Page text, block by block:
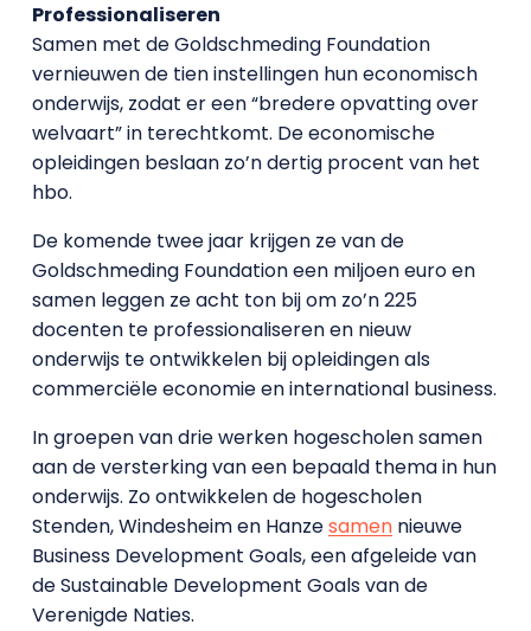
Professionaliseren
Samen met de Goldschmeding Foundation
vernieuwen de tien instellingen hun economisch
onderwijs, zodat er een “bredere opvatting over
welvaart” in terechtkomt. De economische
opleidingen beslaan zo’n dertig procent van het
hbo.
De komende twee jaar krijgen ze van de
Goldschmeding Foundation een miljoen euro en
samen leggen ze acht ton bij om zo’n 225
docenten te professionaliseren en nieuw
onderwijs te ontwikkelen bij opleidingen als
commerciële economie en international business.
In groepen van drie werken hogescholen samen
aan de versterking van een bepaald thema in hun
onderwijs. Zo ontwikkelen de hogescholen
Stenden, Windesheim en Hanzesamennieuwe
Business Development Goals, een afgeleide van
de Sustainable Development Goals van de
Verenigde Naties.